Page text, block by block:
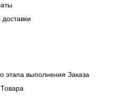
этапа выполнения Заказа